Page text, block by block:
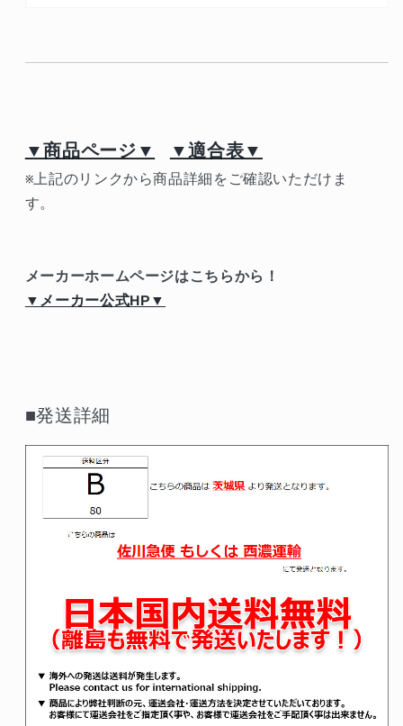
▼商品ページ▼ ▼適合表▼
※上記のリンクから商品詳細をご確認いただけま
す。
メーカーホームページはこちらから！
▼メーカー公式HP▼
■発送詳細